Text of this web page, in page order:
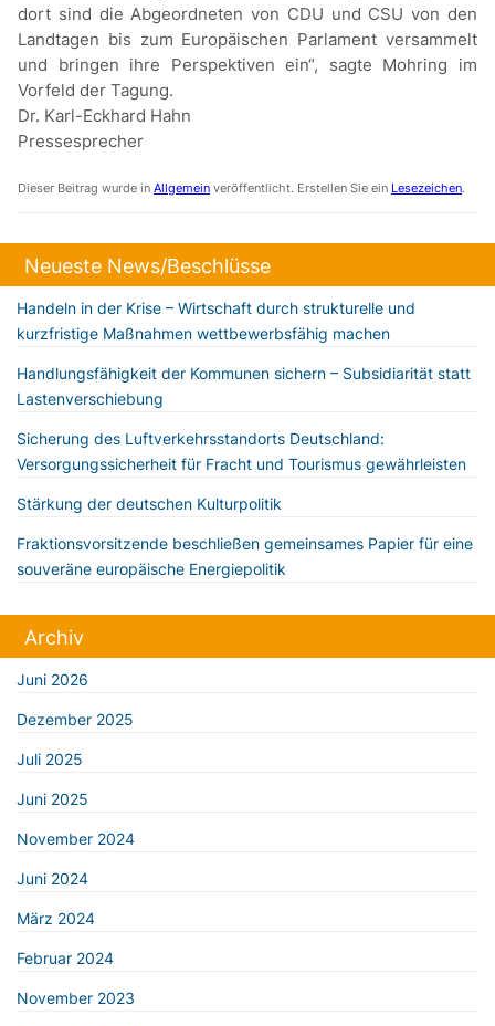
dort sind die Abgeordneten von CDU und CSU von den
Landtagen bis zum Europäischen Parlament versammelt
und bringen ihre Perspektiven ein“, sagte Mohring im
Vorfeld der Tagung.
Dr. Karl-Eckhard Hahn
Pressesprecher
Dieser Beitrag wurde in Allgemein veröffentlicht. Erstellen Sie ein Lesezeichen.
Neueste News/Beschlüsse
Handeln in der Krise – Wirtschaft durch strukturelle und
kurzfristige Maßnahmen wettbewerbsfähig machen
Handlungsfähigkeit der Kommunen sichern – Subsidiarität statt
Lastenverschiebung
Sicherung des Luftverkehrsstandorts Deutschland:
Versorgungssicherheit für Fracht und Tourismus gewährleisten
Stärkung der deutschen Kulturpolitik
Fraktionsvorsitzende beschließen gemeinsames Papier für eine
souveräne europäische Energiepolitik
Archiv
Juni 2026
Dezember 2025
Juli 2025
Juni 2025
November 2024
Juni 2024
März 2024
Februar 2024
November 2023